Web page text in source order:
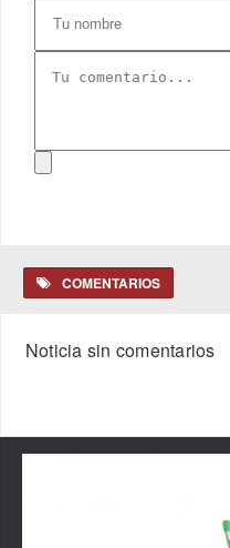
COMENTARIOS
Noticia sin comentarios